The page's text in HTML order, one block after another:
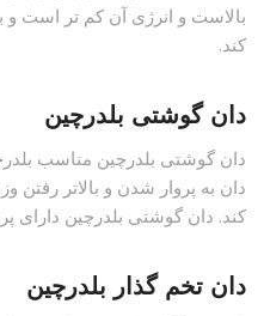
بالاست و انرژی آن کم تر است
کند.
دان گوشتی بلدرچین
دان گوشتی بلدرچین مناسب
دان به پروار شدن و بالاتر
کند. دان گوشتی بلدرچین دارای
دان تخم گذار بلدرچین